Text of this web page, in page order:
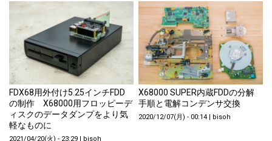
FDX68用外付け5.25インチFDD
の制作 X68000用フロッピーデ
ィスクのデータダンプをより気
軽なものに
2021/04/20(火) - 23:29 | bisoh
X68000 SUPER内蔵FDDの分解
手順と電解コンデンサ交換
2020/12/07(月) - 00:14 | bisoh